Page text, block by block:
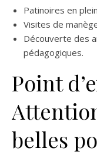
Patinoires en
Visites de
Découverte des
pédagogiques.
Point
belles